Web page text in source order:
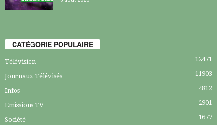
CATÉGORIE POPULAIRE
Télévision 12471
Journaux Télévisés 11903
Infos 4812
Emissions TV 2901
Société 1677